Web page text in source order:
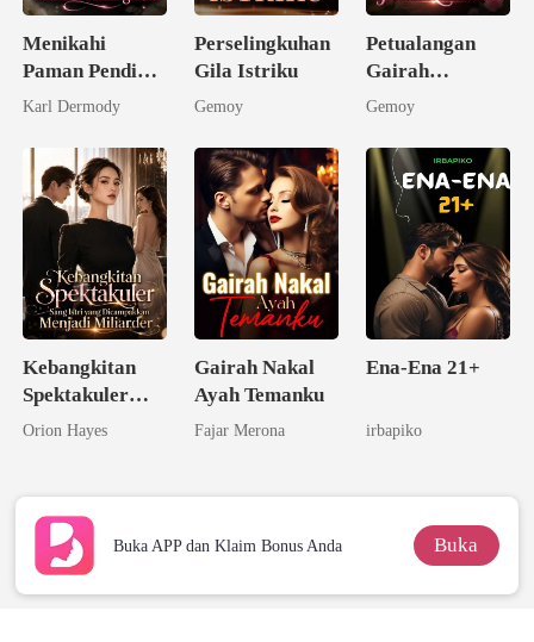
Menikahi
Paman Pendiam
dari Mantan
Karl Dermody
Perselingkuhan
Gila Istriku
Gemoy
Petualangan
Gairah
Kenikmatan
Gemoy
Kebangkitan
Spektakuler
Sang Istri yang
Miliarder
Orion Hayes
Gairah Nakal
Ayah Temanku
Fajar Merona
Ena-Ena 21+
irbapiko
Buka APP dan Klaim Bonus Anda Buka